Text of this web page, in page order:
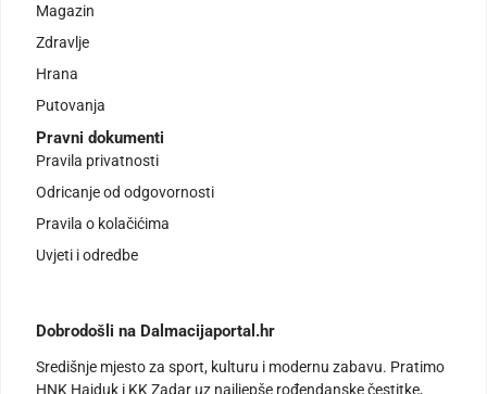
Magazin
Zdravlje
Hrana
Putovanja
Pravni dokumenti
Pravila privatnosti
Odricanje od odgovornosti
Pravila o kolačićima
Uvjeti i odredbe
Dobrodošli na Dalmacijaportal.hr
Središnje mjesto za sport, kulturu i modernu zabavu. Pratimo
HNK Hajduk i KK Zadar uz najljepše rođendanske čestitke,